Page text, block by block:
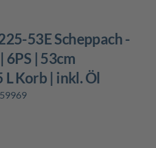
| 53cm
Korb | inkl. Öl